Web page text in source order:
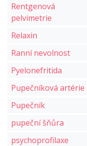
Rentgenová
pelvimetrie
Relaxin
Ranní nevolnost
Pyelonefritida
Pupečníková artérie
Pupečník
pupeční šňůra
psychoprofilaxe